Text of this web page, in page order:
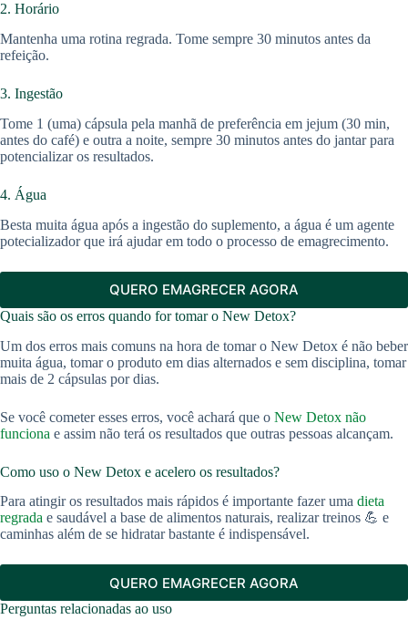
2. Horário
Mantenha uma rotina regrada. Tome sempre 30 minutos antes da
refeição.
3. Ingestão
Tome 1 (uma) cápsula pela manhã de preferência em jejum (30 min,
antes do café) e outra a noite, sempre 30 minutos antes do jantar para
potencializar os resultados.
4. Água
Besta muita água após a ingestão do suplemento, a água é um agente
potecializador que irá ajudar em todo o processo de emagrecimento.
QUERO EMAGRECER AGORA
Quais são os erros quando for tomar o New Detox?
Um dos erros mais comuns na hora de tomar o New Detox é não beber
muita água, tomar o produto em dias alternados e sem disciplina, tomar
mais de 2 cápsulas por dias.
Se você cometer esses erros, você achará que o New Detox não
funciona e assim não terá os resultados que outras pessoas alcançam.
Como uso o New Detox e acelero os resultados?
Para atingir os resultados mais rápidos é importante fazer uma dieta
regrada e saudável a base de alimentos naturais, realizar treinos 💪 e
caminhas além de se hidratar bastante é indispensável.
QUERO EMAGRECER AGORA
Perguntas relacionadas ao uso